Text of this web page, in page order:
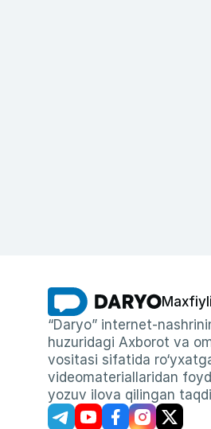
“Daryo” internet-
huzuridagi Axborot va
vositasi sifatida
videomateriallaridan
yozuv ilova qilingan